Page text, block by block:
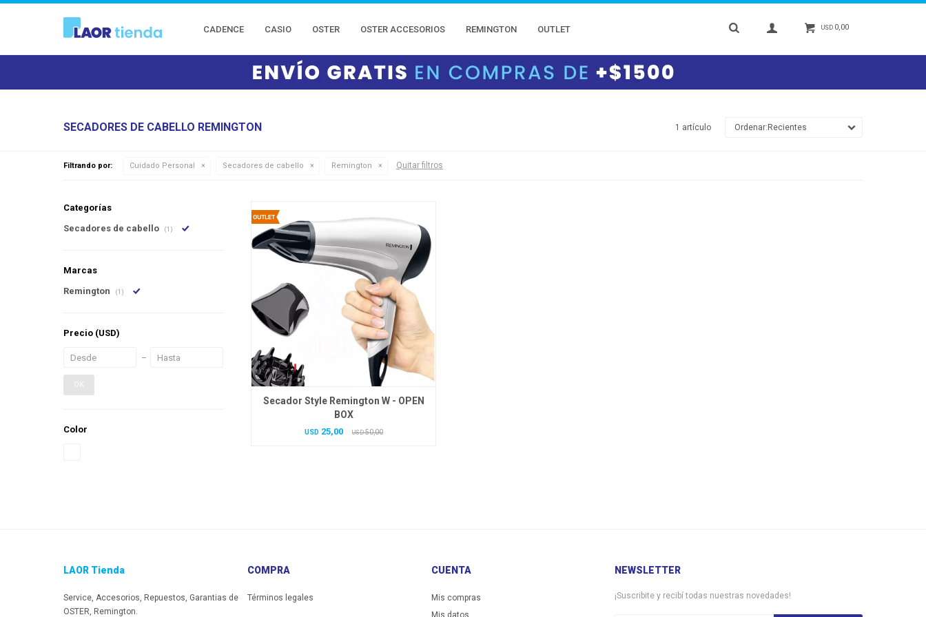
CADENCE CASIO OSTER OSTER ACCESORIOS REMINGTON OUTLET USD 0,00
SECADORES DE CABELLO REMINGTON 1 artículo Recientes
Filtrando por: Cuidado Personal Secadores de cabello Remington Quitar filtros
Secador Style Remington W - OPEN
BOX
USD 25,00 USD 50,00
Categorías
Secadores de cabello
(1)
Marcas
Remington
(1)
Precio (USD)
OK
Color
LAOR Tienda
Service, Accesorios, Repuestos, Garantias de
OSTER, Remington.
COMPRA
Términos legales
CUENTA
Mis compras
NEWSLETTER
¡Suscribite y recibí todas nuestras novedades!